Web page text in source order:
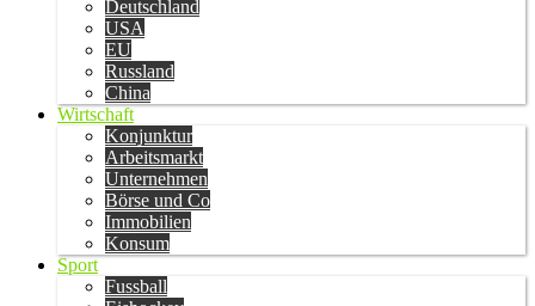
Deutschland
USA
EU
Russland
China
Wirtschaft
Konjunktur
Arbeitsmarkt
Unternehmen
Börse und Co
Immobilien
Konsum
Sport
Fussball